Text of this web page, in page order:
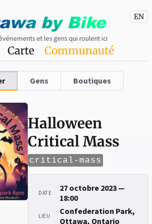
by Bike
et les gens qui roulent ici
EN
Carte Communauté
Gens Boutiques
Halloween
Critical Mass
critical-mass
DATE
27 octobre 2023 —
18:00
LIEU
Confederation Park,
Ottawa, Ontario